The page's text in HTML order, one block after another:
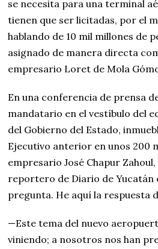
se necesita para una terminal
tienen que ser licitadas, por el
hablando de 10 mil millones de
asignado de manera directa
empresario Loret de Mola
En una conferencia de prensa
mandatario en el vestíbulo del
del Gobierno del Estado,
Ejecutivo anterior en unos 200
empresario José Chapur
reportero de Diario de Yucatán
pregunta. He aquí la respuesta
—Este tema del nuevo
viniendo; a nosotros nos han